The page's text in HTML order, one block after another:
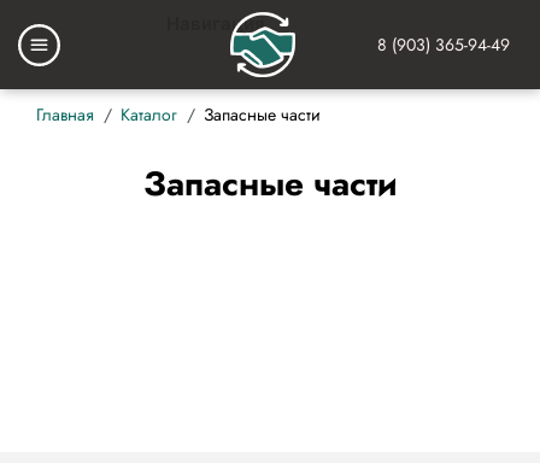
Навигация
Основная
основному
содержанию
8 (903) 365-94-49
Строка
Главная Каталог Запасные части
Запасные части